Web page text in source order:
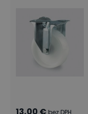
13,00 € bez DPH